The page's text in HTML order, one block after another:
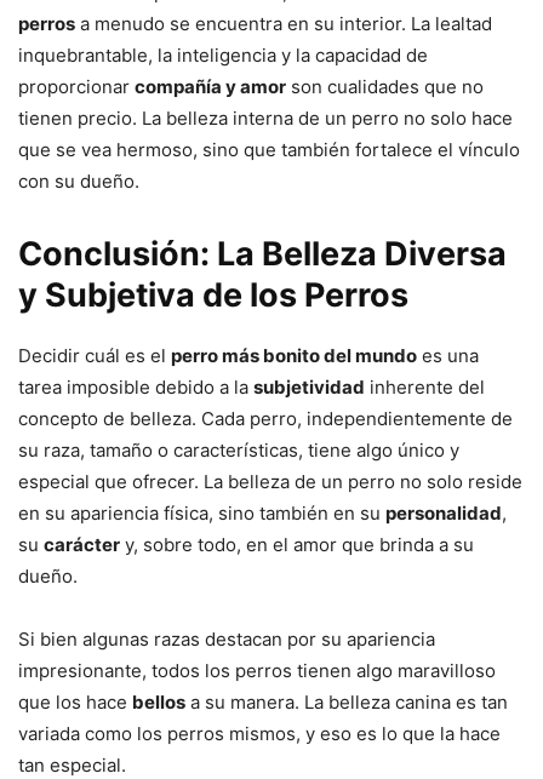
perros a menudo se encuentra en su interior. La lealtad
inquebrantable, la inteligencia y la capacidad de
proporcionar compañía y amor son cualidades que no
tienen precio. La belleza interna de un perro no solo hace
que se vea hermoso, sino que también fortalece el vínculo
con su dueño.
Conclusión: La Belleza Diversa
y Subjetiva de los Perros
Decidir cuál es el perro más bonito del mundo es una
tarea imposible debido a la subjetividad inherente del
concepto de belleza. Cada perro, independientemente de
su raza, tamaño o características, tiene algo único y
especial que ofrecer. La belleza de un perro no solo reside
en su apariencia física, sino también en su personalidad,
su carácter y, sobre todo, en el amor que brinda a su
dueño.
Si bien algunas razas destacan por su apariencia
impresionante, todos los perros tienen algo maravilloso
que los hace bellos a su manera. La belleza canina es tan
variada como los perros mismos, y eso es lo que la hace
tan especial.